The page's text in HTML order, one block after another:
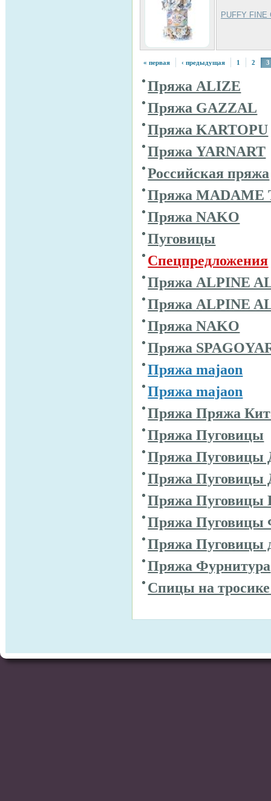
PUFFY FINE
« первая ‹ предыдущая 1 2 3
Пряжа ALIZE
Пряжа GAZZAL
Пряжа KARTOPU
Пряжа YARNART
Российская пряжа
Пряжа MADAME
Пряжа NAKO
Пуговицы
Спецпредложения
Пряжа ALPINE
Пряжа ALPINE
Пряжа NAKO
Пряжа
Пряжа majaon
Пряжа majaon
Пряжа Пряжа
Пряжа Пуговицы
Пряжа Пуговицы
Пряжа Пуговицы
Пряжа Пуговицы
Пряжа Пуговицы
Пряжа Пуговицы
Пряжа Фурнитура
Спицы на